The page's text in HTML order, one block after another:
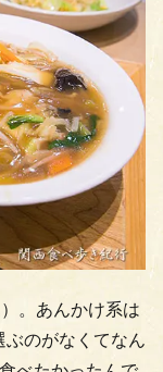
。あんかけ系は
のがなくてなん